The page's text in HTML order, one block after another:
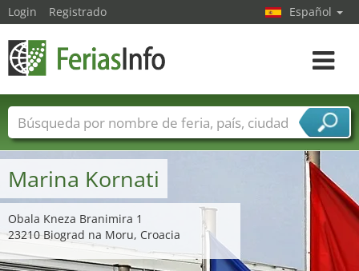
Marina Kornati
Obala Kneza Branimira 1
23210 Biograd na Moru, Croacia
Login Registrado Español
toggle
Nombres de ferias Países
Ciudades
Sectores de ferias
Sectores de proveedor de servicios